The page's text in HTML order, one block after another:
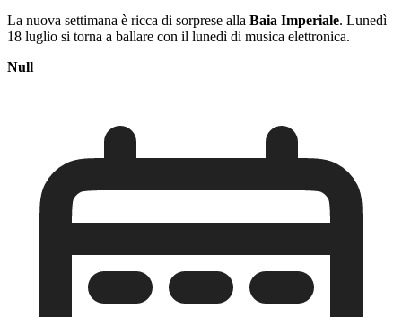
La nuova settimana è ricca di sorprese alla Baia Imperiale. Lunedì
18 luglio si torna a ballare con il lunedì di musica elettronica.
Null